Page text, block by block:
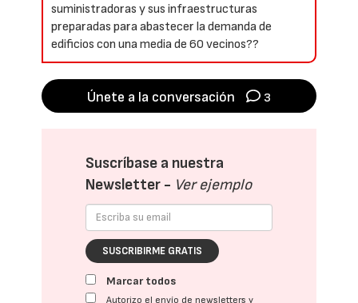
suministradoras y sus infraestructuras
preparadas para abastecer la demanda de
edificios con una media de 60 vecinos??
Únete a la conversación 3
Suscríbase a nuestra
Newsletter - Ver ejemplo
SUSCRIBIRME GRATIS
Marcar todos
Autorizo el envío de newsletters y